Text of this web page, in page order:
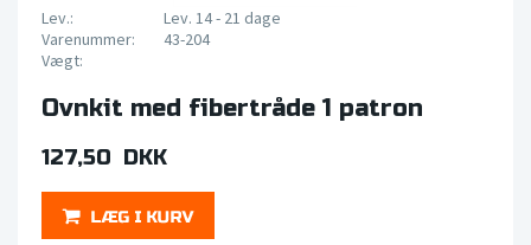
Lev.:
Lev. 14 - 21 dage
Varenummer:
43-204
Vægt:
Ovnkit med fibertråde 1 patron
127,50 DKK